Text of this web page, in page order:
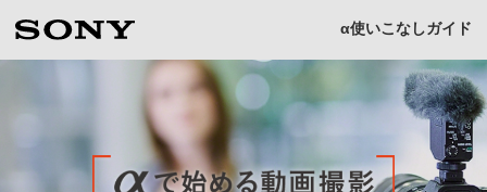
α使いこなしガイド